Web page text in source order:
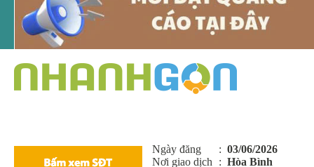
Ngày đăng : 03/06/2026
Nơi giao dịch : Hòa Bình